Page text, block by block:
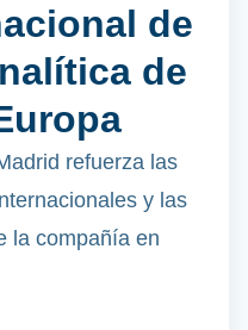
de
de
refuerza las
y las
la compañía en